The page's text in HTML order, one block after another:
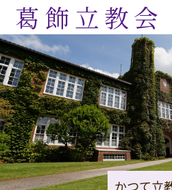
葛飾立教会
かつて立